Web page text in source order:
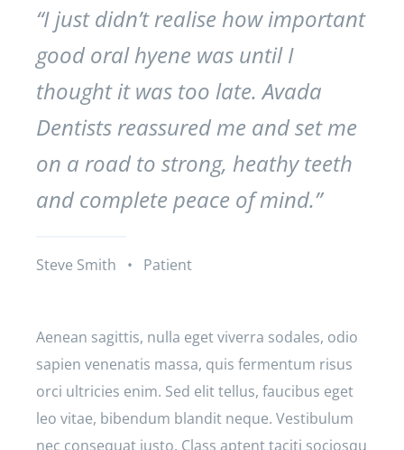
“I just didn’t realise how important
good oral hyene was until I
thought it was too late. Avada
Dentists reassured me and set me
on a road to strong, heathy teeth
and complete peace of mind.”
Steve Smith • Patient
Aenean sagittis, nulla eget viverra sodales, odio
sapien venenatis massa, quis fermentum risus
orci ultricies enim. Sed elit tellus, faucibus eget
leo vitae, bibendum blandit neque. Vestibulum
nec consequat justo. Class aptent taciti sociosqu